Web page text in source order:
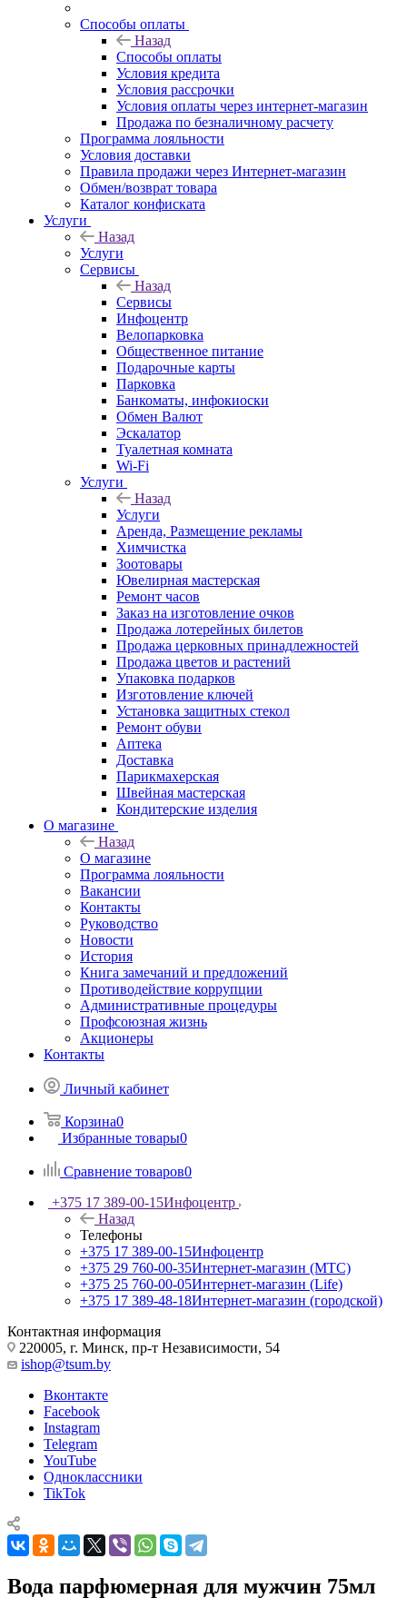
Способы оплаты
Назад
Способы оплаты
Условия кредита
Условия рассрочки
Условия оплаты через интернет-магазин
Продажа по безналичному расчету
Программа лояльности
Условия доставки
Правила продажи через Интернет-магазин
Обмен/возврат товара
Каталог конфиската
Услуги
Назад
Услуги
Сервисы
Назад
Сервисы
Инфоцентр
Велопарковка
Общественное питание
Подарочные карты
Парковка
Банкоматы, инфокиоски
Обмен Валют
Эскалатор
Туалетная комната
Wi-Fi
Услуги
Назад
Услуги
Аренда, Размещение рекламы
Химчистка
Зоотовары
Ювелирная мастерская
Ремонт часов
Заказ на изготовление очков
Продажа лотерейных билетов
Продажа церковных принадлежностей
Продажа цветов и растений
Упаковка подарков
Изготовление ключей
Установка защитных стекол
Ремонт обуви
Аптека
Доставка
Парикмахерская
Швейная мастерская
Кондитерские изделия
О магазине
Назад
О магазине
Программа лояльности
Вакансии
Контакты
Руководство
Новости
История
Книга замечаний и предложений
Противодействие коррупции
Административные процедуры
Профсоюзная жизнь
Акционеры
Контакты
Личный кабинет
Корзина0
Избранные товары0
Сравнение товаров0
+375 17 389-00-15Инфоцентр
Назад
Телефоны
+375 17 389-00-15Инфоцентр
+375 29 760-00-35Интернет-магазин (МТС)
+375 25 760-00-05Интернет-магазин (Life)
+375 17 389-48-18Интернет-магазин (городской)
Контактная информация
220005, г. Минск, пр-т Независимости, 54
ishop@tsum.by
Вконтакте
Facebook
Instagram
Telegram
YouTube
Одноклассники
TikTok
Вода парфюмерная для мужчин 75мл